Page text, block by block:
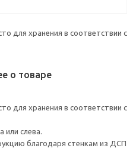
для хранения в соответствии с
о товаре
для хранения в соответствии с
слева.
благодаря стенкам из ДСП